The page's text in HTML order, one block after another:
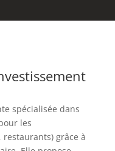
spécialisée dans
les
grâce à